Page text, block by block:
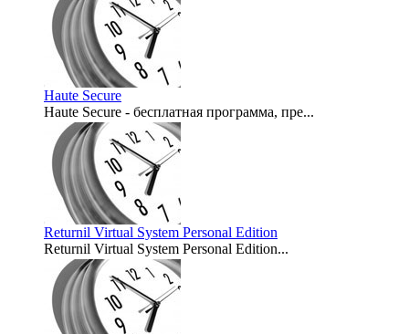
Haute Secure
Haute Secure - бесплатная программа, пре...
2008-04-26
Returnil Virtual System Personal Edition
Returnil Virtual System Personal Edition...
2008-02-26